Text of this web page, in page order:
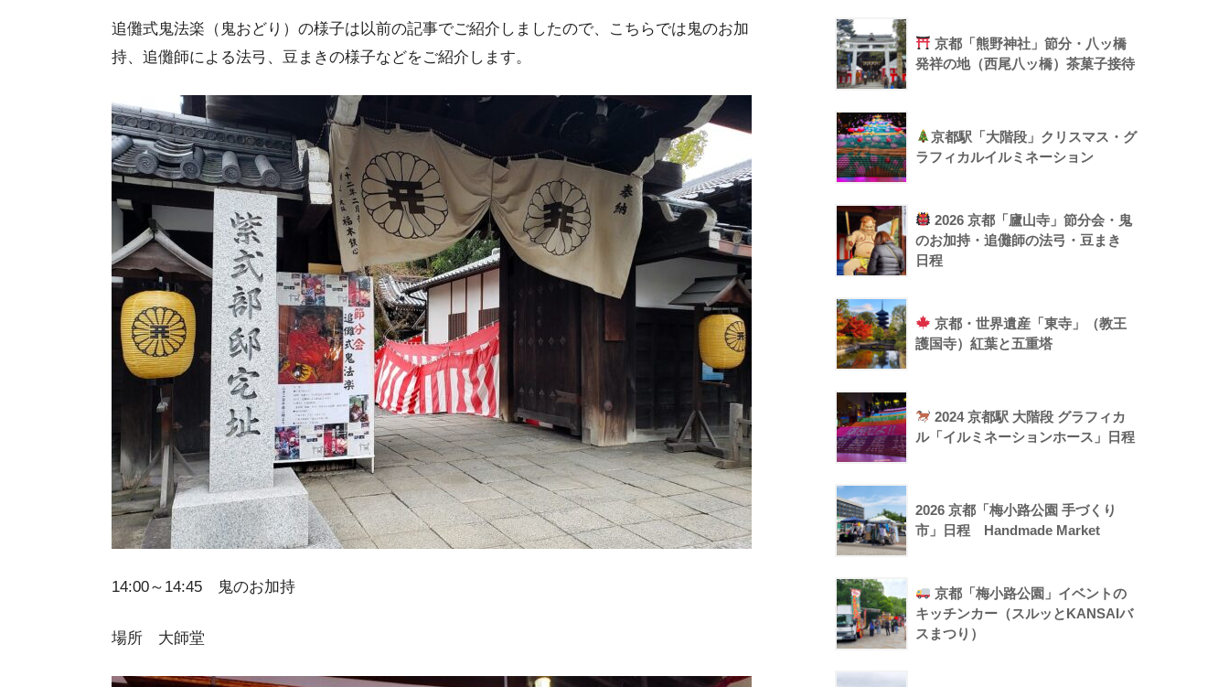
追儺式鬼法楽（鬼おどり）の様子は以前の記事でご紹介しましたので、こちらでは鬼のお加
持、追儺師による法弓、豆まきの様子などをご紹介します。
14:00～14:45 鬼のお加持
場所 大師堂
京都「熊野神社」節分・八ッ橋
発祥の地（西尾八ッ橋）茶菓子接待
京都駅「大階段」クリスマス・グ
ラフィカルイルミネーション
2026 京都「廬山寺」節分会・鬼
のお加持・追儺師の法弓・豆まき
日程
京都・世界遺産「東寺」（教王
護国寺）紅葉と五重塔
2024 京都駅 大階段 グラフィカ
ル「イルミネーションホース」日程
2026 京都「梅小路公園 手づくり
市」日程 Handmade Market
京都「梅小路公園」イベントの
キッチンカー（スルッとKANSAIバ
スまつり）